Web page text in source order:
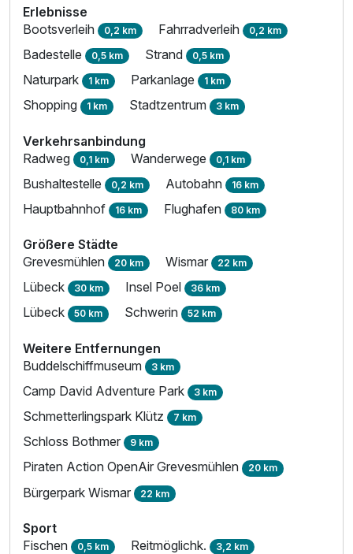
Erlebnisse
Bootsverleih 0,2 km Fahrradverleih 0,2 km
Badestelle 0,5 km Strand 0,5 km
Naturpark 1 km Parkanlage 1 km
Shopping 1 km Stadtzentrum 3 km
Verkehrsanbindung
Radweg 0,1 km Wanderwege 0,1 km
Bushaltestelle 0,2 km Autobahn 16 km
Hauptbahnhof 16 km Flughafen 80 km
Größere Städte
Grevesmühlen 20 km Wismar 22 km
Lübeck 30 km Insel Poel 36 km
Lübeck 50 km Schwerin 52 km
Weitere Entfernungen
Buddelschiffmuseum 3 km
Camp David Adventure Park 3 km
Schmetterlingspark Klütz 7 km
Schloss Bothmer 9 km
Piraten Action OpenAir Grevesmühlen 20 km
Bürgerpark Wismar 22 km
Sport
Fischen 0,5 km Reitmöglichk. 3,2 km